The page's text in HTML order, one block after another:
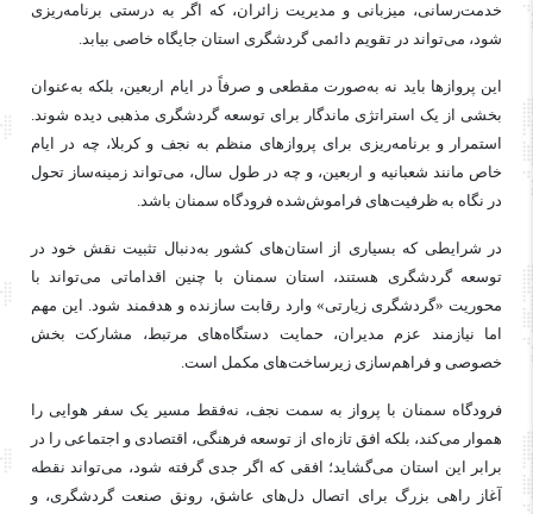
خدمت‌رسانی، میزبانی و مدیریت زائران، که اگر به درستی برنامه‌ریزی
شود، می‌تواند در تقویم دائمی گردشگری استان جایگاه خاصی بیابد.
این پروازها باید نه به‌صورت مقطعی و صرفاً در ایام اربعین، بلکه به‌عنوان
بخشی از یک استراتژی ماندگار برای توسعه گردشگری مذهبی دیده شوند.
استمرار و برنامه‌ریزی برای پروازهای منظم به نجف و کربلا، چه در ایام
خاص مانند شعبانیه و اربعین، و چه در طول سال، می‌تواند زمینه‌ساز تحول
در نگاه به ظرفیت‌های فراموش‌شده فرودگاه سمنان باشد.
در شرایطی که بسیاری از استان‌های کشور به‌دنبال تثبیت نقش خود در
توسعه گردشگری هستند، استان سمنان با چنین اقداماتی می‌تواند با
محوریت «گردشگری زیارتی» وارد رقابت سازنده و هدفمند شود. این مهم
اما نیازمند عزم مدیران، حمایت دستگاه‌های مرتبط، مشارکت بخش
خصوصی و فراهم‌سازی زیرساخت‌های مکمل است.
فرودگاه سمنان با پرواز به سمت نجف، نه‌فقط مسیر یک سفر هوایی را
هموار می‌کند، بلکه افق تازه‌ای از توسعه فرهنگی، اقتصادی و اجتماعی را در
برابر این استان می‌گشاید؛ افقی که اگر جدی گرفته شود، می‌تواند نقطه
آغاز راهی بزرگ برای اتصال دل‌های عاشق، رونق صنعت گردشگری، و